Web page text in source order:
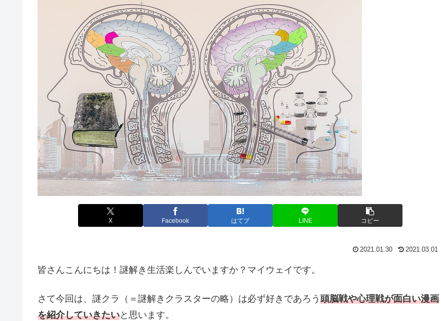
X Facebook はてブ LINE コピー
2021.01.30 2021.03.01
皆さんこんにちは！謎解き生活楽しんでいますか？マイウェイです。
さて今回は、謎クラ（＝謎解きクラスターの略）は必ず好きであろう 頭脳戦や心理戦が面白い漫画
を紹介していきたいと思います。